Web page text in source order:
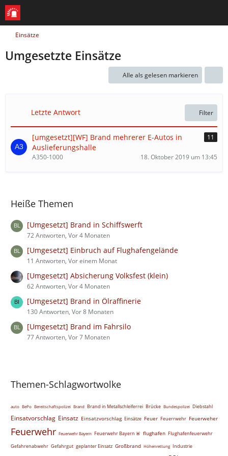
Einsätze
Umgesetzte Einsätze
Alle als gelesen markieren
Letzte Antwort Filter
[umgesetzt][WF] Brand mehrerer E-Autos in
Auslieferungshalle
11
A350-1000 18. Oktober 2019 um 13:45
Heiße Themen
[Umgesetzt] Brand in Schiffswerft
72 Antworten, Vor 4 Monaten
[Umgesetzt] Einbruch auf Flughafengelände
11 Antworten, Vor einem Monat
[Umgesetzt] Absicherung Volksfest (klein)
62 Antworten, Vor 4 Monaten
[Umgesetzt] Brand in Ölraffinerie
130 Antworten, Vor 8 Monaten
[Umgesetzt] Brand im Fahrsilo
77 Antworten, Vor 7 Monaten
Themen-Schlagwortwolke
auto BePo Bereitschaftspolizei Brand Brand in Metallschleiferrei Brücke Bundespolizei Diebstahl
Einsatvorschlag Einsatz Einsatzvorschlag Einsätze Feuer Feuerrwehr Feuerweher
Feuerwehr Feuerwehr Bayern Feuerwehr Bayern 🚨 flughafen Flughafenfeuerwehr
Gefahrenabwehr Gefahrgut geplanter Einsatz Großbrand Höhenrettung Industrie